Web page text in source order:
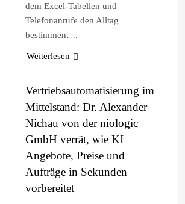
dem Excel-Tabellen und
Telefonanrufe den Alltag
bestimmen….
Weiterlesen
Vertriebsautomatisierung im
Mittelstand: Dr. Alexander
Nichau von der niologic
GmbH verrät, wie KI
Angebote, Preise und
Aufträge in Sekunden
vorbereitet